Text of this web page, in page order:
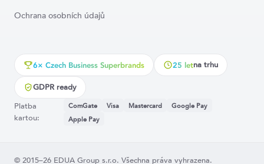
Ochrana osobních údajů
6× Czech Business Superbrands 25 letna trhu
GDPR ready
Platba
kartou:
ComGate Visa Mastercard
Google Pay
Apple Pay
© 2015–26 EDUA Group s.r.o. Všechna práva vyhrazena.